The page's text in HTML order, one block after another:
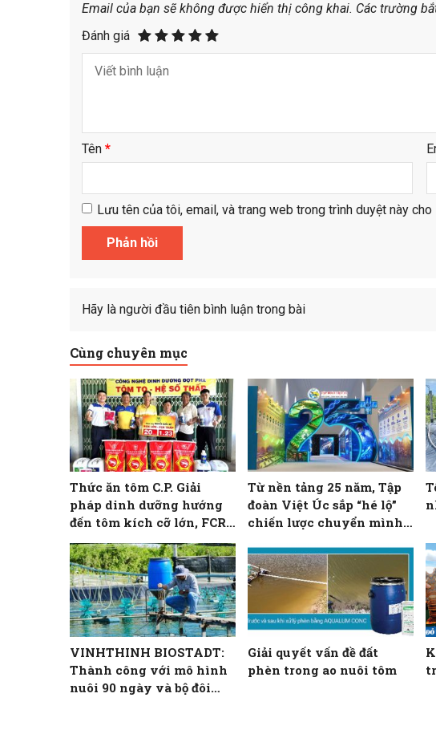
Email của bạn sẽ không được hiển thị công khai. Các trường
Đánh giá
Tên *
Lưu tên của tôi, email, và trang web trong trình duyệt này
Hãy là người đầu tiên bình luận trong bài
Cùng chuyên mục
Thức ăn tôm C.P. Giải
pháp dinh dưỡng hướng
đến tôm kích cỡ lớn, FCR
thấp
Từ nền tảng 25 năm, Tập
đoàn Việt Úc sắp “hé lộ”
chiến lược chuyển mình
VINHTHINH BIOSTADT:
Thành công với mô hình
nuôi 90 ngày và bộ đôi
Giải quyết vấn đề đất
phèn trong ao nuôi tôm